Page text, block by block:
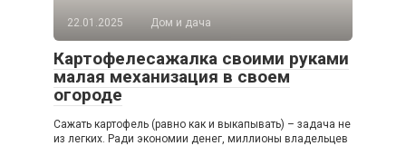
22.01.2025 Дом и дача
Картофелесажалка своими руками
малая механизация в своем
огороде
Сажать картофель (равно как и выкапывать) – задача не
из легких. Ради экономии денег, миллионы владельцев